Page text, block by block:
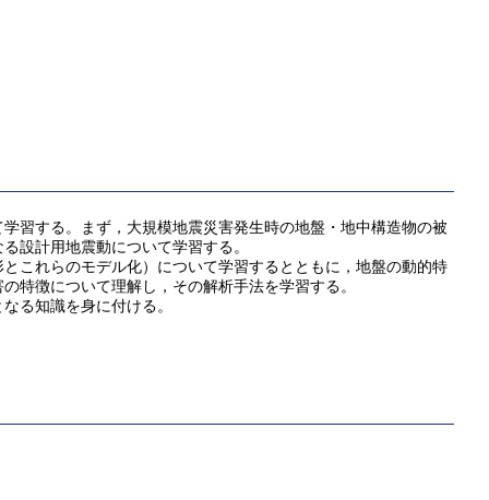
習する。まず，大規模地震災害発生時の地盤・地中構造物の被
設計用地震動について学習する。
これらのモデル化）について学習するとともに，地盤の動的特
特徴について理解し，その解析手法を学習する。
る知識を身に付ける。